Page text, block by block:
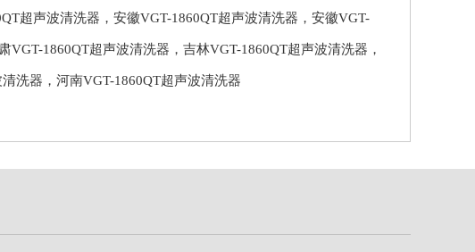
超声波清洗器 ， 安徽VGT-1860QT超声波清洗器 ， 安徽VGT-
VGT-1860QT超声波清洗器 ， 吉林VGT-1860QT超声波清洗器 ，
洗器 ， 河南VGT-1860QT超声波清洗器